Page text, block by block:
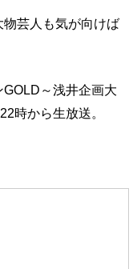
芸人も気が向けば
GOLD～浅井企画大
時から生放送。